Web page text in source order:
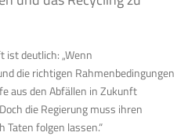
ist deutlich: „Wenn
die richtigen Rahmenbedingungen
aus den Abfällen in Zukunft
die Regierung muss ihren
Taten folgen lassen.“